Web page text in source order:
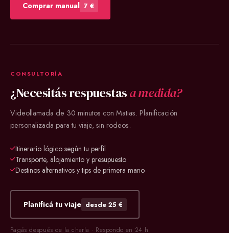
Comprar manual 7 €
CONSULTORÍA
¿Necesitás respuestasa medida?
Videollamada de 30 minutos con Matias. Planificación
personalizada para tu viaje, sin rodeos.
Itinerario lógico según tu perfil
Transporte, alojamiento y presupuesto
Destinos alternativos y tips de primera mano
Planificá tu viaje desde 25 €
Pagás después de la charla · Respondo en 24 h